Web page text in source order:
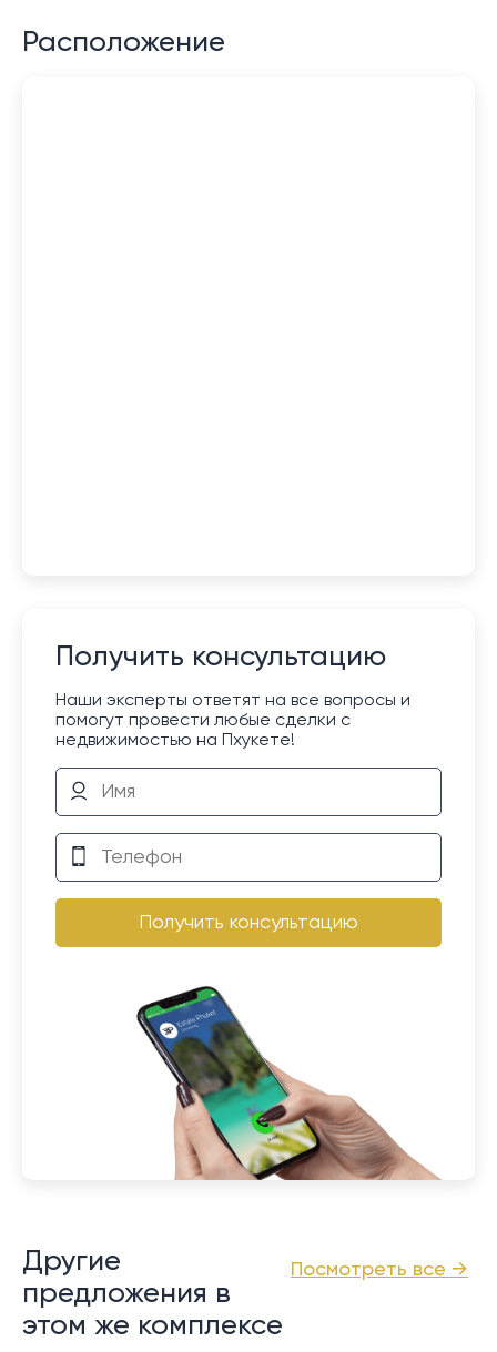
Расположение
Получить консультацию
Наши эксперты ответят на все вопросы и
помогут провести любые сделки с
недвижимостью на Пхукете!
Получить консультацию
Посмотреть все →
Другие
предложения в
этом же комплексе